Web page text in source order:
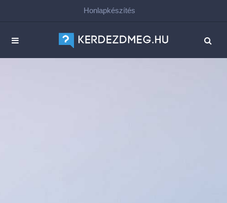
Honlapkészítés